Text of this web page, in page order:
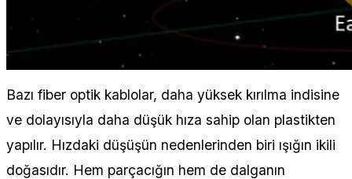
Bazı fiber optik kablolar, daha yüksek kırılma indisine
ve dolayısıyla daha düşük hıza sahip olan plastikten
yapılır. Hızdaki düşüşün nedenlerinden biri ışığın ikili
doğasıdır. Hem parçacığın hem de dalganın